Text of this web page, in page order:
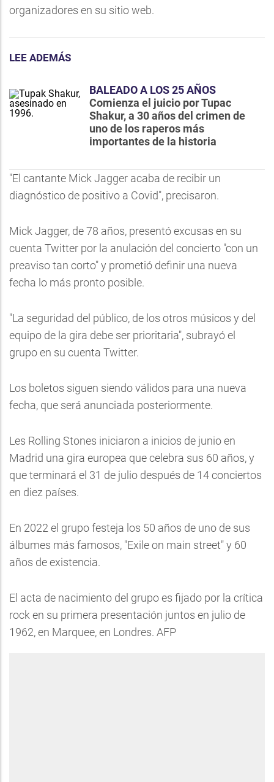
organizadores en su sitio web.
LEE ADEMÁS
BALEADO A LOS 25 AÑOS
Comienza el juicio por Tupac
Shakur, a 30 años del crimen de
uno de los raperos más
importantes de la historia
"El cantante Mick Jagger acaba de recibir un
diagnóstico de positivo a Covid", precisaron.
Mick Jagger, de 78 años, presentó excusas en su
cuenta Twitter por la anulación del concierto "con un
preaviso tan corto" y prometió definir una nueva
fecha lo más pronto posible.
"La seguridad del público, de los otros músicos y del
equipo de la gira debe ser prioritaria", subrayó el
grupo en su cuenta Twitter.
Los boletos siguen siendo válidos para una nueva
fecha, que será anunciada posteriormente.
Les Rolling Stones iniciaron a inicios de junio en
Madrid una gira europea que celebra sus 60 años, y
que terminará el 31 de julio después de 14 conciertos
en diez países.
En 2022 el grupo festeja los 50 años de uno de sus
álbumes más famosos, "Exile on main street" y 60
años de existencia.
El acta de nacimiento del grupo es fijado por la crítica
rock en su primera presentación juntos en julio de
1962, en Marquee, en Londres. AFP